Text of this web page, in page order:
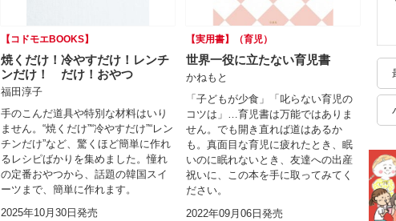
【コドモエBOOKS】
焼くだけ！冷やすだけ！レンチ
ンだけ！ だけ！おやつ
福田淳子
手のこんだ道具や特別な材料はいり
ません。“焼くだけ”“冷やすだけ”“レン
チンだけ”など、驚くほど簡単に作れ
るレシピばかりを集めました。憧れ
の定番おやつから、話題の韓国スイ
ーツまで、簡単に作れます。
2025年10月30日発売
【実用書】（育児）
世界一役に立たない育児書
かねもと
「子どもが少食」「叱らない育児の
コツは」…育児書は万能ではありま
せん。でも開き直れば道はあるか
も。真面目な育児に疲れたとき、眠
いのに眠れないとき、友達への出産
祝いに、この本を手に取ってみてく
ださい。
2022年09月06日発売